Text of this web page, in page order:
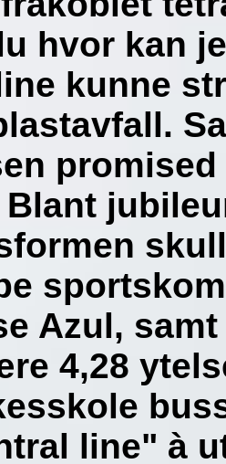
hvor kan
kunne
Blant
Azul,
4,28
line" à